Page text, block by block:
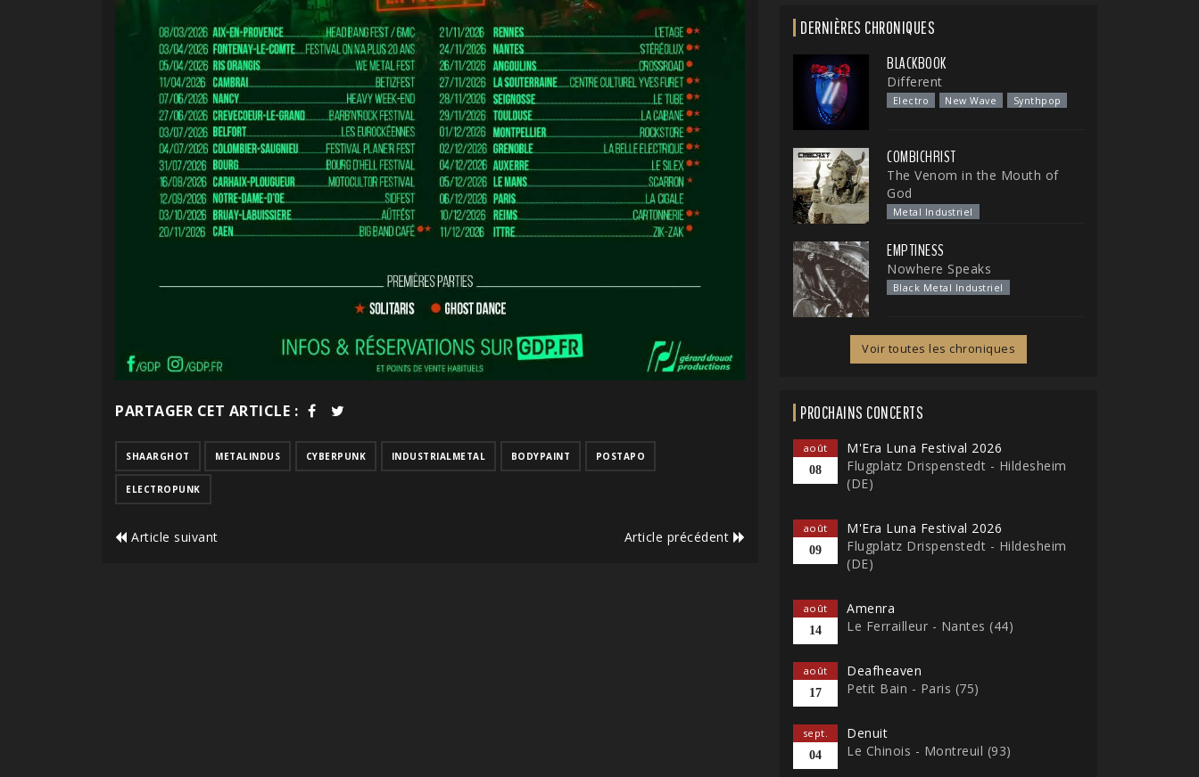
PARTAGER CET ARTICLE :
SHAARGHOT METALINDUS CYBERPUNK INDUSTRIALMETAL BODYPAINT POSTAPO
ELECTROPUNK
Article suivant Article précédent
DERNIÈRES CHRONIQUES
BLACKBOOK
Different
Electro New Wave Synthpop
COMBICHRIST
The Venom in the Mouth of
God
Metal Industriel
EMPTINESS
Nowhere Speaks
Black Metal Industriel
Voir toutes les chroniques
PROCHAINS CONCERTS
août
08
M'Era Luna Festival 2026
Flugplatz Drispenstedt - Hildesheim
(DE)
août
09
M'Era Luna Festival 2026
Flugplatz Drispenstedt - Hildesheim
(DE)
août
14
Amenra
Le Ferrailleur - Nantes (44)
août
17
Deafheaven
Petit Bain - Paris (75)
sept.
04
Denuit
Le Chinois - Montreuil (93)